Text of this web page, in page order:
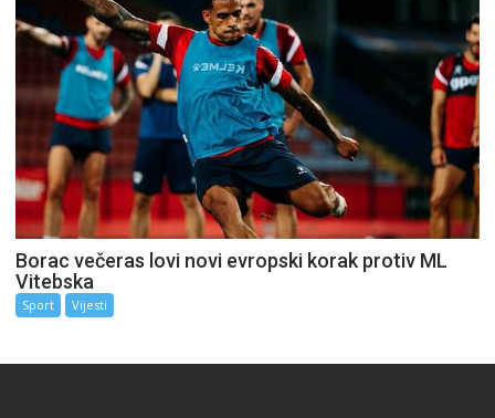
Borac večeras lovi novi evropski korak protiv ML
Vitebska
Sport Vijesti